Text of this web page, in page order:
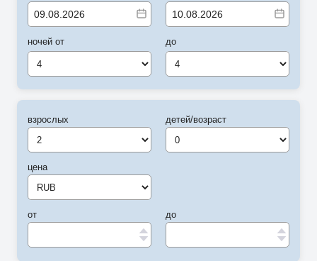
ночей от
4
до
4
взрослых
цена
от
детей/возраст
до